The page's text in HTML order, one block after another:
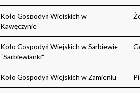
Koło Gospodyń Wiejskich w
Kawęczynie
Koło Gospodyń Wiejskich w Sarbiewie
“Sarbiewianki”
Koło Gospodyń Wiejskich w Zamieniu